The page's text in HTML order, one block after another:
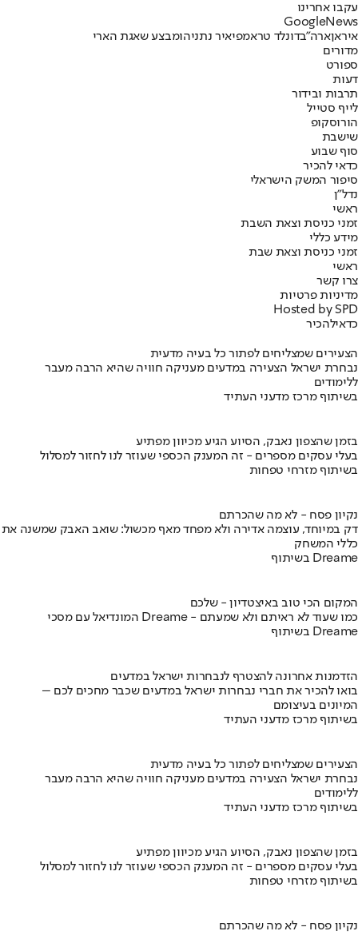
עקבו אחרינו
Googl eNews
איראןארה"בדונלד טראמפיאיר נתניהומבצע שאגת הארי
מדורים
ספורט
דעות
תרבות ובידור
לייף סטייל
הורוסקופ
שישבת
סוף שבוע
כדאי להכיר
סיפור המשק הישראלי
נדל"ן
ראשי
זמני כניסת וצאת השבת
מידע כללי
זמני כניסת וצאת שבת
ראשי
צרו קשר
מדיניות פרטיות
Hosted by SPD
כדאילהכיר
הצעירים שמצליחים לפתור כל בעיה מדעית
נבחרת ישראל הצעירה במדעים מעניקה חוויה שהיא הרבה מעבר
ללימודים
בשיתוף מרכז מדעני העתיד
בזמן שהצפון נאבק, הסיוע הגיע מכיוון מפתיע
בעלי עסקים מספרים - זה המענק הכספי שעוזר לנו לחזור למסלול
בשיתוף מזרחי טפחות
נקיון פסח - לא מה שהכרתם
דק במיוחד, עוצמה אדירה ולא מפחד מאף מכשול: שואב האבק שמשנה את
כללי המשחק
בשיתוף Dreame
המקום הכי טוב באיצטדיון - שלכם
המונדיאל עם מסכי Dreame - כמו שעוד לא ראיתם ולא שמעתם
בשיתוף Dreame
הזדמנות אחרונה להצטרף לנבחרות ישראל במדעים
בואו להכיר את חברי נבחרות ישראל במדעים שכבר מחכים לכם –
המיונים בעיצומם
בשיתוף מרכז מדעני העתיד
הצעירים שמצליחים לפתור כל בעיה מדעית
נבחרת ישראל הצעירה במדעים מעניקה חוויה שהיא הרבה מעבר
ללימודים
בשיתוף מרכז מדעני העתיד
בזמן שהצפון נאבק, הסיוע הגיע מכיוון מפתיע
בעלי עסקים מספרים - זה המענק הכספי שעוזר לנו לחזור למסלול
בשיתוף מזרחי טפחות
נקיון פסח - לא מה שהכרתם